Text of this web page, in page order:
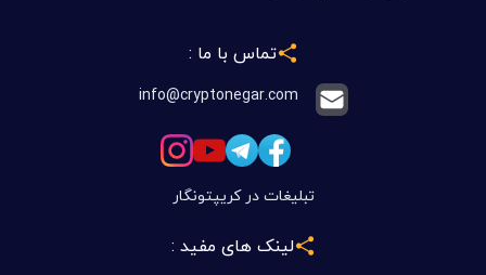
تماس با ما :
info@cryptonegar.com
تبلیغات در کریپتونگار
لینک های مفید :